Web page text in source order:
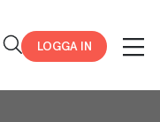
LOGGA IN